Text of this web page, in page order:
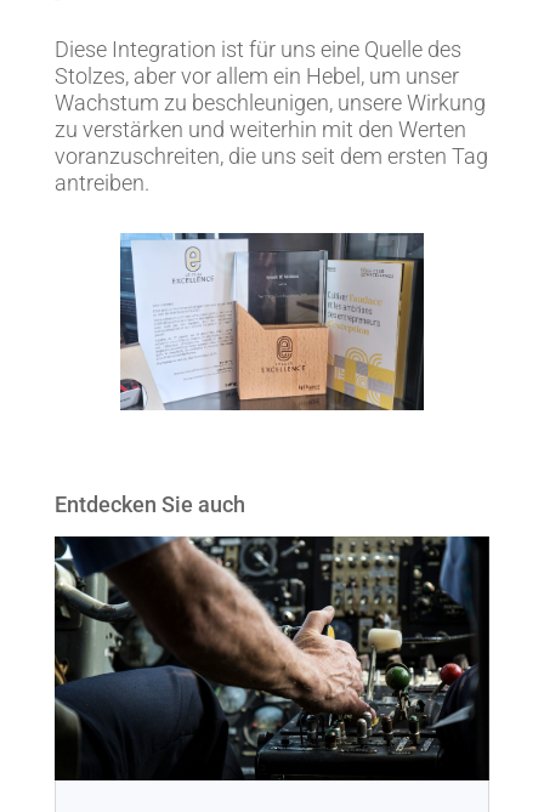
Diese Integration ist für uns eine Quelle des
Stolzes, aber vor allem ein Hebel, um unser
Wachstum zu beschleunigen, unsere Wirkung
zu verstärken und weiterhin mit den Werten
voranzuschreiten, die uns seit dem ersten Tag
antreiben.
Entdecken Sie auch